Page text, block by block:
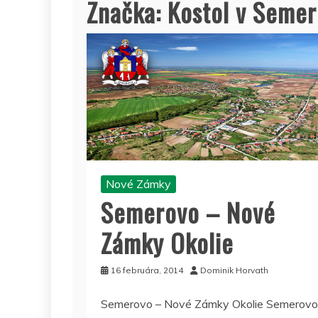
Značka: Kostol v
Nové Zámky
Semerovo – Nové
Zámky Okolie
16 februára, 2014 Dominik Horvath
Semerovo – Nové Zámky Okolie Semerovo